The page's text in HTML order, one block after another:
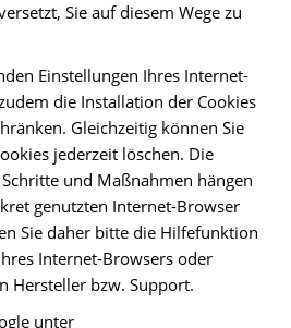
Sie auf diesem Wege zu
Einstellungen Ihres Internet-
die Installation der Cookies
Gleichzeitig können Sie
jederzeit löschen. Die
und Maßnahmen hängen
genutzten Internet-Browser
Sie daher bitte die Hilfefunktion
Internet-Browsers oder
Hersteller bzw. Support.
unter